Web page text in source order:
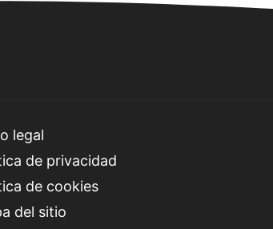
legal
de privacidad
de cookies
del sitio